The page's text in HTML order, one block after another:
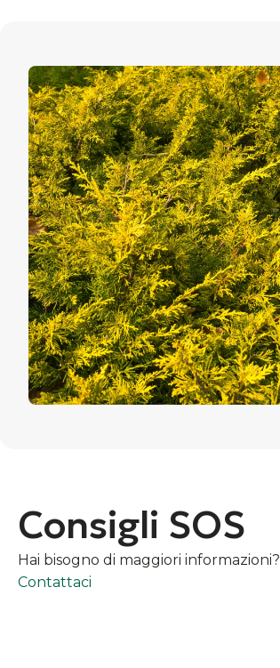
Consigli SOS
Hai bisogno di maggiori informazioni?
Contattaci